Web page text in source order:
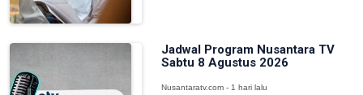
Jadwal Program Nusantara TV
Sabtu 8 Agustus 2026
Nusantaratv.com - 1 hari lalu